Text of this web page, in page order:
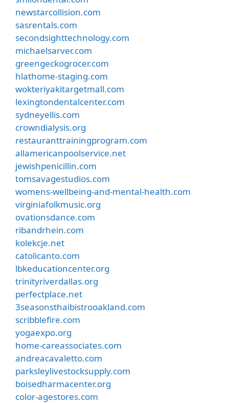
newstarcollision.com
sasrentals.com
secondsighttechnology.com
michaelsarver.com
greengeckogrocer.com
hlathome-staging.com
wokteriyakitargetmall.com
lexingtondentalcenter.com
sydneyellis.com
crowndialysis.org
restauranttrainingprogram.com
allamericanpoolservice.net
jewishpenicillin.com
tomsavagestudios.com
womens-wellbeing-and-mental-health.com
virginiafolkmusic.org
ovationsdance.com
ribandrhein.com
kolekcje.net
catolicanto.com
lbkeducationcenter.org
trinityriverdallas.org
perfectplace.net
3seasonsthaibistrooakland.com
scribblefire.com
yogaexpo.org
home-careassociates.com
andreacavaletto.com
parksleylivestocksupply.com
boisedharmacenter.org
color-agestores.com